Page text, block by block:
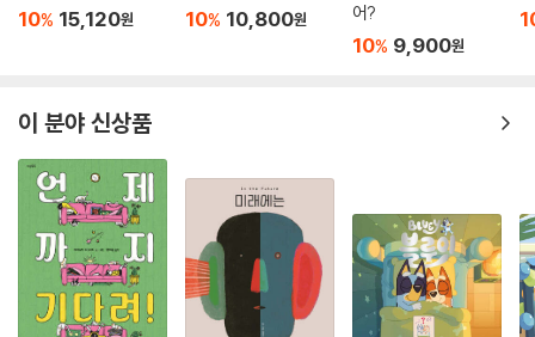
10% 15,120원 10% 10,800원
어?
10% 9,900원
이 분야 신상품